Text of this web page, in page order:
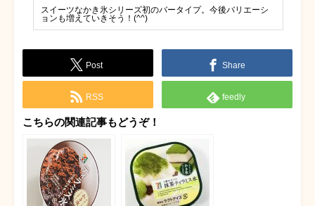
スイーツなかき氷シリーズ初のバータイプ。今後バリエーシ
ョンも増えていきそう！(^^)
Post Share
RSS feedly
こちらの関連記事もどうぞ！